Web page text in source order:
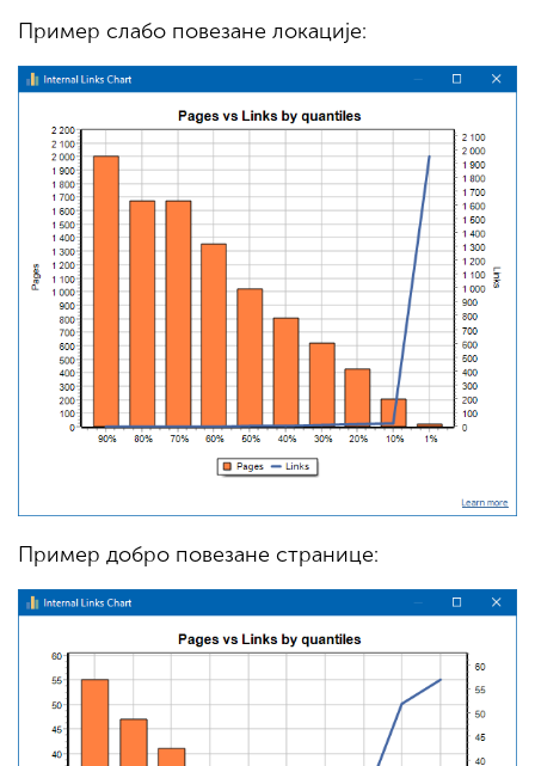
Пример слабо повезане локације:
Пример добро повезане странице: